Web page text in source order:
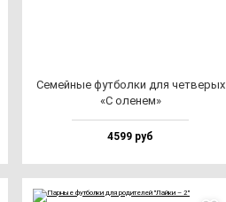
Семей­ные фут­бол­ки для чет­ве­рых
«С оле­нем»
4599 руб